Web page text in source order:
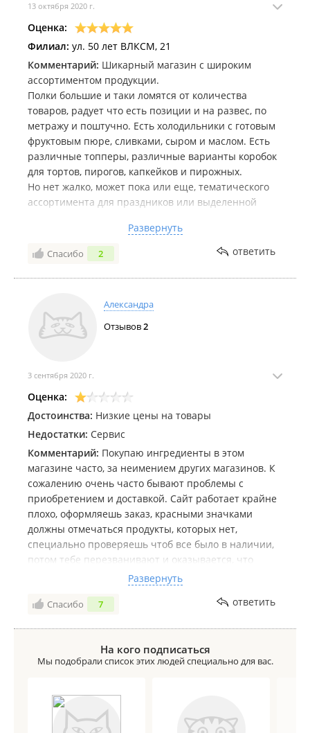
13 октября 2020 г.
Оценка:
Филиал: ул. 50 лет ВЛКСМ, 21
Комментарий: Шикарный магазин с широким
ассортиментом продукции.
Полки большие и таки ломятся от количества
товаров, радует что есть позиции и на развес, по
метражу и поштучно. Есть холодильники с готовым
фруктовым пюре, сливками, сыром и маслом. Есть
различные топперы, различные варианты коробок
для тортов, пирогов, капкейков и пирожных.
Но нет жалко, может пока или еще, тематического
ассортимента для праздников или выделенной
Продавцы вежливые подскажут, отрежут,
поприветствуют, поблагодарят.
Есть безнал и возможность заказать на сайте и
забрать самовывозом. Радует, что есть выбор форм
К посещению рекомендован.
Развернуть
Спасибо 2 ответить
Александра
Отзывов2
3 сентября 2020 г.
Оценка:
Достоинства: Низкие цены на товары
Недостатки: Сервис
Комментарий: Покупаю ингредиенты в этом
магазине часто, за неимением других магазинов. К
сожалению очень часто бывают проблемы с
приобретением и доставкой. Сайт работает крайне
плохо, оформляешь заказ, красными значками
должны отмечаться продукты, которых нет,
специально проверяешь чтоб все было в наличии,
потом тебе перезванивают и оказывается, что
половины из твоего списка нет в наличии, хотя на
сайте есть. Оформляла заказ на один адрес, в итоге,
сайт присвоил мой прошлый и я совершенно
заказе указала, что мне нужен терминал для
оплаты, с утра перезвонила девушка, я ещё раз
хорошо, курьер приедет с терминалом». Через 2
часа я получаю сообщение, в котором написано,
что терминала не будет. Пришлось в последний
Развернуть
Спасибо 7 ответить
На кого подписаться
Мы подобрали список этих людей специально для вас.